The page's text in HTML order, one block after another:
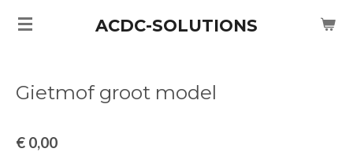
Ga
hoofdinhoud
ACDC-SOLUTIONS
Gietmof groot model
€ 0,00